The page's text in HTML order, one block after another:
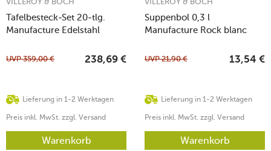
Tafelbesteck-Set 20-tlg.
Manufacture Edelstahl
Lieferung in 1-2 Werktagen
UVP359,00 € 238,69 €
Preis inkl. MwSt. zzgl. Versand
Warenkorb
Suppenbol 0,3 l
Manufacture Rock blanc
Lieferung in 1-2 Werktagen
UVP21,90 € 13,54 €
Preis inkl. MwSt. zzgl. Versand
Warenkorb